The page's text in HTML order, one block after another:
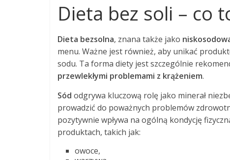
Dieta bez soli – co
Dieta bezsolna, znana także jako
menu. Ważne jest również, aby unikać
sodu. Ta forma diety jest szczególnie
przewlekłymi problemami z krążeniem.
Sód odgrywa kluczową rolę jako minerał
prowadzić do poważnych problemów
pozytywnie wpływa na ogólną kondycję
produktach, takich jak:
owoce,